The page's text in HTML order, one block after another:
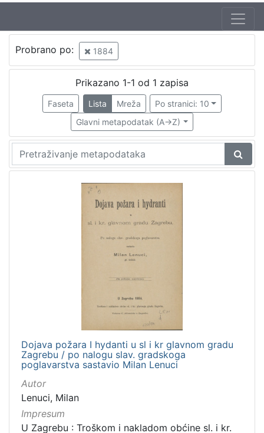
Probrano po: 1884
Prikazano 1-1 od 1 zapisa
Faseta Lista Mreža
Po stranici: 10
Glavni metapodatak (A->Z)
Dojava požara I hydanti u sl i kr glavnom gradu
Zagrebu / po nalogu slav. gradskoga
poglavarstva sastavio Milan Lenuci
Autor
Lenuci, Milan
Impresum
U Zagrebu : Troškom i nakladom obćine sl. i kr.